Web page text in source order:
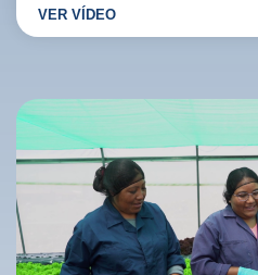
VER VÍDEO